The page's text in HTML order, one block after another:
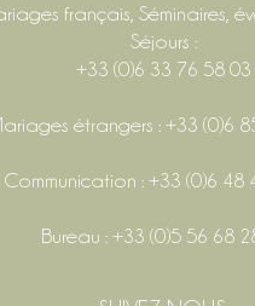
français, Séminaires,
Séjours :
+33 (0)6 33 76 58 03
étrangers : +33 (0)6
Communication : +33 (0)6 48
Bureau : +33 (0)5 56 68